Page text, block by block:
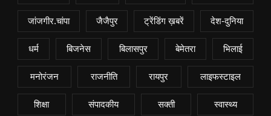
जांजगीर.चांपा जैजैपुर ट्रेंडिंग ख़बरें देश-दुनिया
धर्म बिजनेस बिलासपुर बेमेतरा भिलाई
मनोरंजन राजनीति रायपुर लाइफस्टाइल
शिक्षा संपादकीय सक्ती स्वास्थ्य